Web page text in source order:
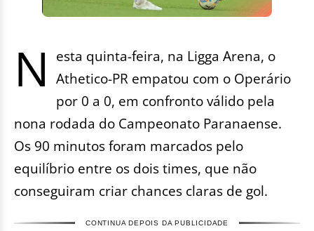
N
esta quinta-feira, na Ligga Arena, o
Athetico-PR empatou com o Operário
por 0 a 0, em confronto válido pela
nona rodada do Campeonato Paranaense.
Os 90 minutos foram marcados pelo
equilíbrio entre os dois times, que não
conseguiram criar chances claras de gol.
CONTINUA DEPOIS DA PUBLICIDADE